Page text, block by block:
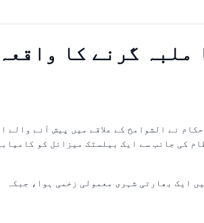
ملبہ گرنے کا
کے متعلقہ حکام نے الشوامخ کے علاقے میں پیش آنے والے
کی جانب سے ایک بیلسٹک میزائل کو
ایک بھارتی شہری معمولی زخمی ہوا، جبکہ